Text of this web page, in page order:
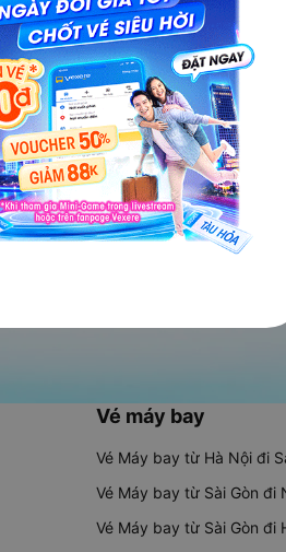
Vexere - ứng dụng đặt
cao, 5000+ tuyến đường
vụ thuê xe máy, xe du
Ứng dụng hiển thị thông
người dùng so sánh và
chóng và phù hợp nhất.
Tải ứng dụng Vexere
Vé máy bay
Vé Máy bay từ Hà Nội đi
Vé Máy bay từ Sài Gòn đi
Vé Máy bay từ Sài Gòn đi